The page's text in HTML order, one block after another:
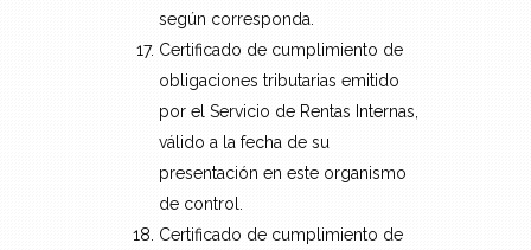
según corresponda.
Certificado de cumplimiento de
obligaciones tributarias emitido
por el Servicio de Rentas Internas,
válido a la fecha de su
presentación en este organismo
de control.
Certificado de cumplimiento de